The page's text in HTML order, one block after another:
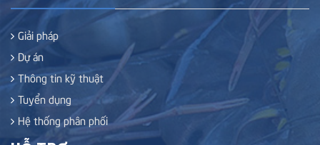
Giải pháp
Dự án
Thông tin kỹ thuật
Tuyển dụng
Hệ thống phân phối